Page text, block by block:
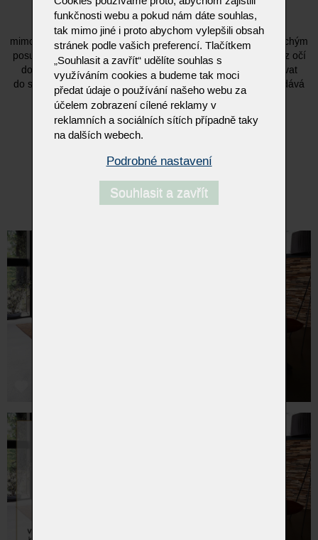
Sedací souprava Marilyn nabízí zcela
mimořádné vnímání prostoru. Buďte blíže nebo dále jednoduchým
posunutím sedadla. Otočte sedáky proti sobě a komunikujte z očí
do očí. Sedáky jsou otočné o 360° a mohou se také posouvat
do stran. Přírodní dřevěná podesta s elegantním podnožím dává
pohovce náznak beztíže.
- 360° manuální otáčení s možností aretace
- bočně pohyblivé sedadla
- individuálně nastavitelné područky
- nastavitelná opěradla a opěrky hlavy
- podesta v různých variantách masivního dřeva
- elegantní kovové podnoží
funkčnosti webu a pokud nám dáte souhlas,
tak mimo jiné i proto abychom vylepšili obsah
stránek podle vašich preferencí. Tlačítkem
„Souhlasit a zavřít“ udělíte souhlas s
využíváním cookies a budeme tak moci
předat údaje o používání našeho webu za
účelem zobrazení cílené reklamy v
reklamních a sociálních sítích případně taky
na dalších webech.
Podrobné nastavení
Souhlasit a zavřít